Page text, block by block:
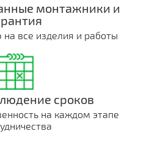
монтажники и
все изделия и работы
сроков
на каждом этапе